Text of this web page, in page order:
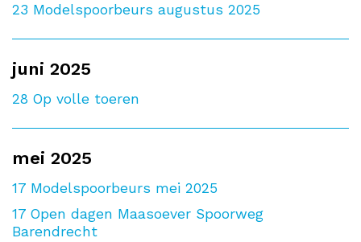
23 Modelspoorbeurs augustus 2025
juni 2025
28 Op volle toeren
mei 2025
17 Modelspoorbeurs mei 2025
17 Open dagen Maasoever Spoorweg
Barendrecht